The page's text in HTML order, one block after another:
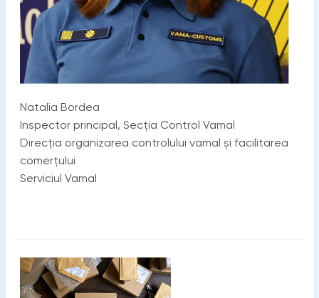
Natalia Bordea
Inspector principal, Secția Control Vamal
Direcția organizarea controlului vamal și facilitarea
comerțului
Serviciul Vamal